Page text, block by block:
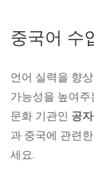
중국어 수
언어 실력을 향
가능성을 높여
문화 기관인 공
과 중국에 관련
세요.